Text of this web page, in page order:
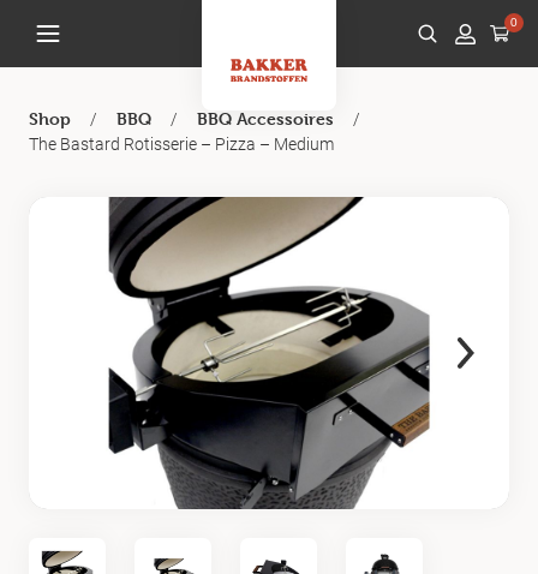
0
Shop / BBQ / BBQ Accessoires
/
The Bastard Rotisserie – Pizza – Medium